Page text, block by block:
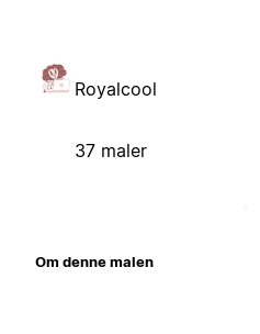
Royalcool
37 maler
Om denne malen